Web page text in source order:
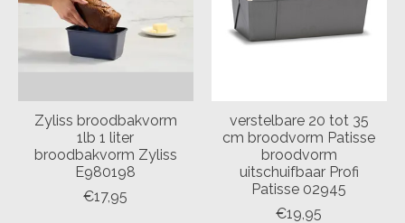
Zyliss broodbakvorm
1lb 1 liter
broodbakvorm Zyliss
E980198
€17,95
verstelbare 20 tot 35
cm broodvorm Patisse
broodvorm
uitschuifbaar Profi
Patisse 02945
€19,95